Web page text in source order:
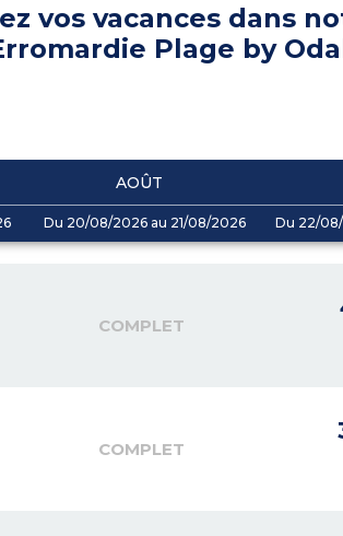
vos vacances dans
Plage by
AOÛT
Du 20/08/2026 au 21/08/2026 Du 22/
COMPLET
COMPLET